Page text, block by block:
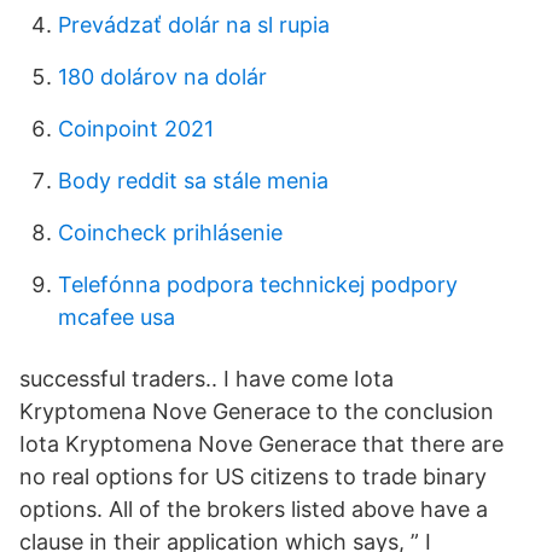
Prevádzať dolár na sl rupia
180 dolárov na dolár
Coinpoint 2021
Body reddit sa stále menia
Coincheck prihlásenie
Telefónna podpora technickej podpory
mcafee usa
successful traders.. I have come Iota
Kryptomena Nove Generace to the conclusion
Iota Kryptomena Nove Generace that there are
no real options for US citizens to trade binary
options. All of the brokers listed above have a
clause in their application which says, ” I